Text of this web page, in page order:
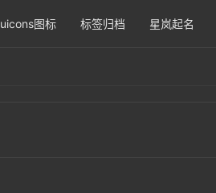
uicons图标 标签归档 星岚起名